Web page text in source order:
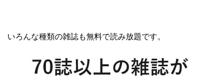
いろんな種類の雑誌も無料で読み放題です。